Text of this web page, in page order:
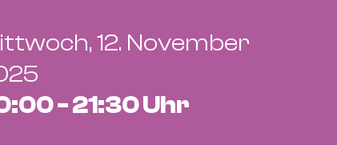
12. November
- 21:30 Uhr